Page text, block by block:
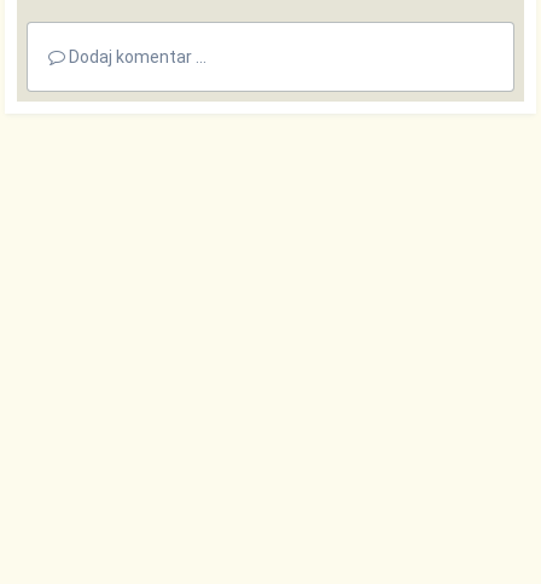
Dodaj komentar ...